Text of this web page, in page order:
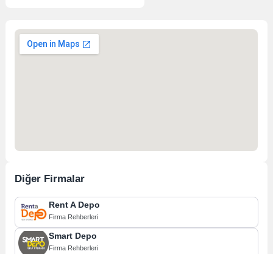
Diğer Firmalar
Rent A Depo
Firma Rehberleri
Smart Depo
Firma Rehberleri